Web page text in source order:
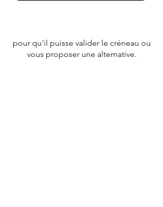
pour qu'il puisse valider le créneau ou
vous proposer une alternative.